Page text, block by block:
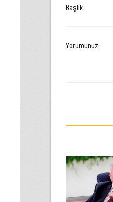
Başlık
Yorumunuz